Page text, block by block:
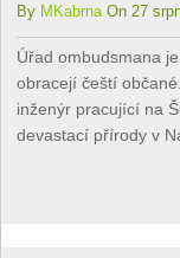
By MKabrna On 27
Úřad ombudsmana
obracejí čeští
inženýr pracující na
devastací přírody v